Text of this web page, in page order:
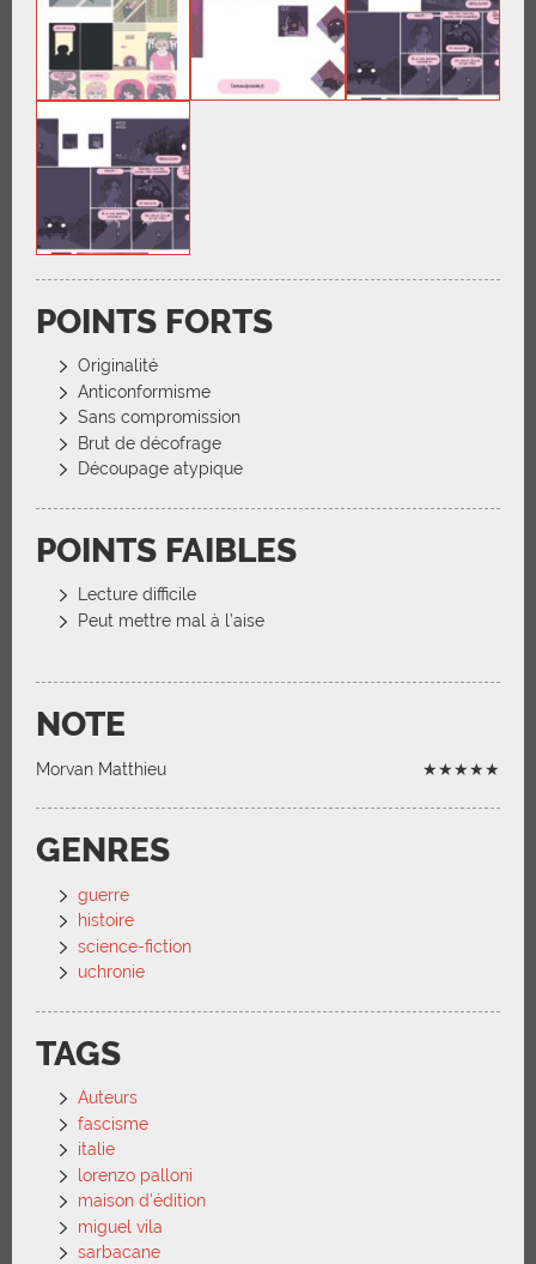
POINTS FORTS
Originalité
Anticonformisme
Sans compromission
Brut de décofrage
Découpage atypique
POINTS FAIBLES
Lecture difficile
Peut mettre mal à l’aise
NOTE
Morvan Matthieu ★★★★★
GENRES
guerre
histoire
science-fiction
uchronie
TAGS
Auteurs
fascisme
italie
lorenzo palloni
maison d'édition
miguel vila
sarbacane